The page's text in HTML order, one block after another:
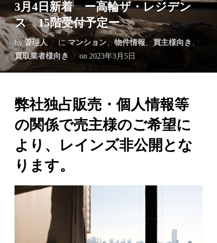
3月4日新着 ー高輪ザ・レジデン
ス 15階受付予定ー
by管理人 にマンション 物件情報、 買主様向き
買取業者様向き
on 投
2023年3月5日
弊社独占販売・個人情報等
の関係で売主様のご希望に
より、レインズ非公開とな
ります。